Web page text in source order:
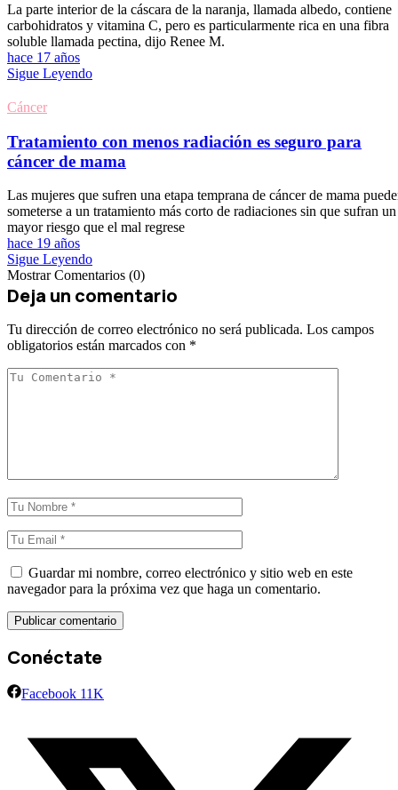
La parte interior de la cáscara de la naranja, llamada albedo, contiene
carbohidratos y vitamina C, pero es particularmente rica en una fibra
soluble llamada pectina, dijo Renee M.
hace 17 años
Sigue Leyendo
Cáncer
Tratamiento con menos radiación es seguro para
cáncer de mama
Las mujeres que sufren una etapa temprana de cáncer de mama
someterse a un tratamiento más corto de radiaciones sin que sufran un
mayor riesgo que el mal regrese
hace 19 años
Sigue Leyendo
Mostrar Comentarios (0)
Deja un comentario
Tu dirección de correo electrónico no será publicada. Los campos
obligatorios están marcados con *
Guardar mi nombre, correo electrónico y sitio web en este
navegador para la próxima vez que haga un comentario.
Conéctate
Facebook 11K